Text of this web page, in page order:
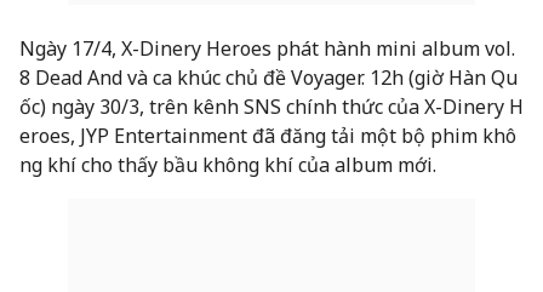
Ngày 17/4, X-Dinery Heroes phát hành mini album vol.
8 Dead And và ca khúc chủ đề Voyager. 12h (giờ Hàn Qu
ốc) ngày 30/3, trên kênh SNS chính thức của X-Dinery H
eroes, JYP Entertainment đã đăng tải một bộ phim khô
ng khí cho thấy bầu không khí của album mới.